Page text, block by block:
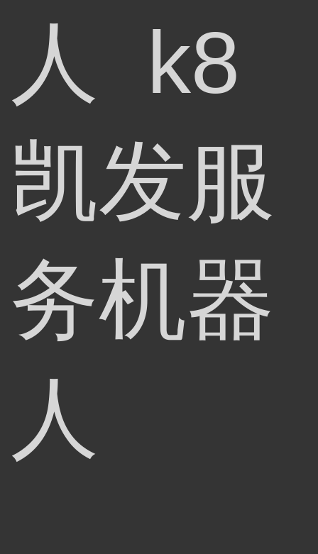
人 k8
凯发服
务机器
人